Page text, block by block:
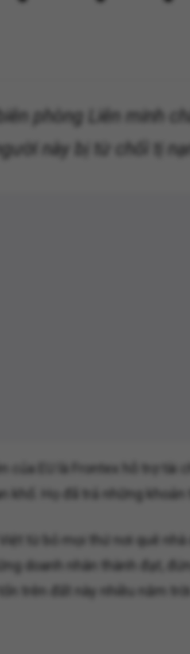
phòng Liên minh
này bị từ chối tị
của EU là Frontex hỗ trợ
khổ. Họ đã trả những
từ bỏ mọi thứ nơi quê
doanh nhân thành đạt,
trên đất này nhiều năm